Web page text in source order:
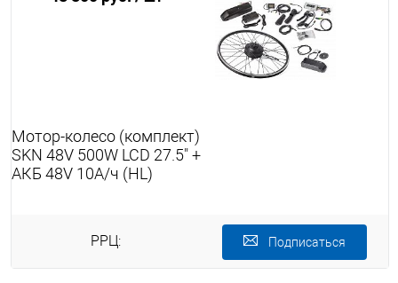
Мотор-колесо (комплект)
SKN 48V 500W LCD 27.5" +
АКБ 48V 10А/ч (HL)
РРЦ: Подписаться